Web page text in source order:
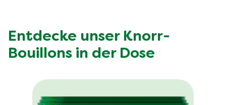
Entdecke unser Knorr-
Bouillons in der Dose